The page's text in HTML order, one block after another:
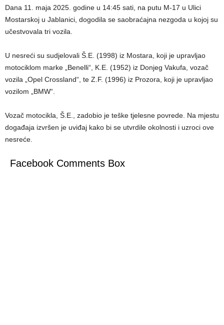
Dana 11. maja 2025. godine u 14:45 sati, na putu M-17 u Ulici
Mostarskoj u Jablanici, dogodila se saobraćajna nezgoda u kojoj su
učestvovala tri vozila.
U nesreći su sudjelovali Š.E. (1998) iz Mostara, koji je upravljao
motociklom marke „Benelli“, K.E. (1952) iz Donjeg Vakufa, vozač
vozila „Opel Crossland“, te Z.F. (1996) iz Prozora, koji je upravljao
vozilom „BMW“.
Vozač motocikla, Š.E., zadobio je teške tjelesne povrede. Na mjestu
događaja izvršen je uviđaj kako bi se utvrdile okolnosti i uzroci ove
nesreće.
Facebook Comments Box